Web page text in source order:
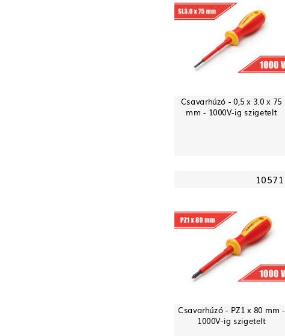
Csavarhúzó - 0,5 x 3.0 x 75
mm - 1000V-ig szigetelt
10571
Csavarhúzó - PZ1 x 80 mm -
1000V-ig szigetelt